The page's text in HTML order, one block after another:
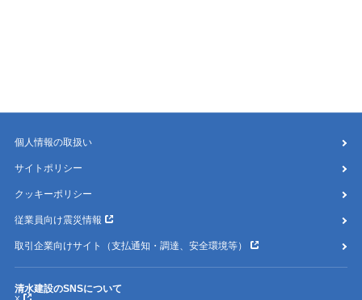
個人情報の取扱い
サイトポリシー
クッキーポリシー
従業員向け震災情報
取引企業向けサイト（支払通知・調達、安全環境等）
清水建設のSNSについて